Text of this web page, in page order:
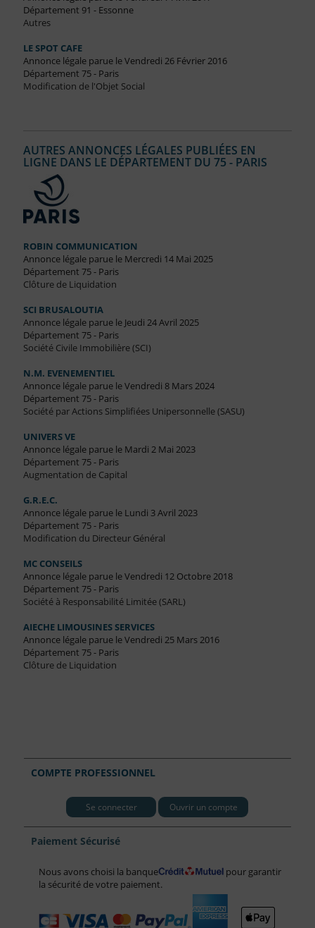
Département 91 - Essonne
Autres
LE SPOT CAFE
Annonce légale parue le Vendredi 26 Février 2016
Département 75 - Paris
Modification de l'Objet Social
AUTRES ANNONCES LÉGALES PUBLIÉES EN
LIGNE DANS LE DÉPARTEMENT DU 75 - PARIS
ROBIN COMMUNICATION
Annonce légale parue le Mercredi 14 Mai 2025
Département 75 - Paris
Clôture de Liquidation
SCI BRUSALOUTIA
Annonce légale parue le Jeudi 24 Avril 2025
Département 75 - Paris
Société Civile Immobilière (SCI)
N.M. EVENEMENTIEL
Annonce légale parue le Vendredi 8 Mars 2024
Département 75 - Paris
Société par Actions Simplifiées Unipersonnelle (SASU)
UNIVERS VE
Annonce légale parue le Mardi 2 Mai 2023
Département 75 - Paris
Augmentation de Capital
G.R.E.C.
Annonce légale parue le Lundi 3 Avril 2023
Département 75 - Paris
Modification du Directeur Général
MC CONSEILS
Annonce légale parue le Vendredi 12 Octobre 2018
Département 75 - Paris
Société à Responsabilité Limitée (SARL)
AIECHE LIMOUSINES SERVICES
Annonce légale parue le Vendredi 25 Mars 2016
Département 75 - Paris
Clôture de Liquidation
COMPTE PROFESSIONNEL
Se connecter Ouvrir un compte
Paiement Sécurisé
Nous avons choisi la banque
pour garantir
la sécurité de votre paiement.